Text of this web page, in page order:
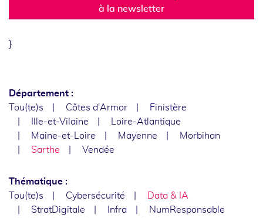
à la newsletter
}
Département :
Tou(te)s
Côtes d'Armor
Finistère
Ille-et-Vilaine
Loire-Atlantique
Maine-et-Loire
Mayenne
Morbihan
Sarthe
Vendée
Thématique :
Tou(te)s
Cybersécurité
Data & IA
StratDigitale
Infra
NumResponsable